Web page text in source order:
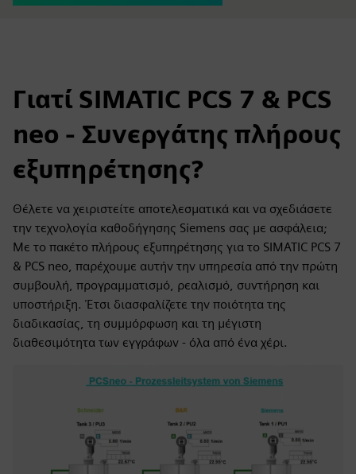
Γιατί SIMATIC PCS 7 & PCS
neo - Συνεργάτης πλήρους
εξυπηρέτησης?
Θέλετε να χειριστείτε αποτελεσματικά και να σχεδιάσετε
την τεχνολογία καθοδήγησης Siemens σας με ασφάλεια;
Με το πακέτο πλήρους εξυπηρέτησης για το SIMATIC PCS 7
& PCS neo, παρέχουμε αυτήν την υπηρεσία από την πρώτη
συμβουλή, προγραμματισμό, ρεαλισμό, συντήρηση και
υποστήριξη. Έτσι διασφαλίζετε την ποιότητα της
διαδικασίας, τη συμμόρφωση και τη μέγιστη
διαθεσιμότητα των εγγράφων - όλα από ένα χέρι.